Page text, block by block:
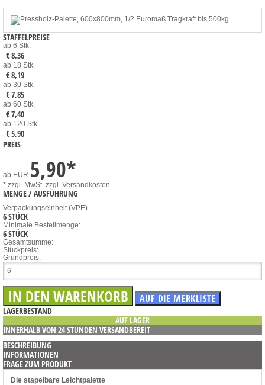
STAFFELPREISE
ab 6 Stk.
€ 8,36
ab 18 Stk.
€ 8,19
ab 30 Stk.
€ 7,85
ab 60 Stk.
€ 7,40
ab 120 Stk.
€ 5,90
PREIS
ab EUR 5,90*
* zzgl. MwSt. zzgl. Versandkosten
MENGE / AUSFÜHRUNG
Verpackungseinheit (VPE)
6 STÜCK
Minimale Bestellmenge:
6 STÜCK
Gesamtsumme:
Stückpreis:
Grundpreis:
LAGERBESTAND
AUF LAGER
INNERHALB VON 24 STUNDEN VERSANDBEREIT
BESCHREIBUNG
INFORMATIONEN
FRAGE ZUM PRODUKT
Die stapelbare Leichtpalette